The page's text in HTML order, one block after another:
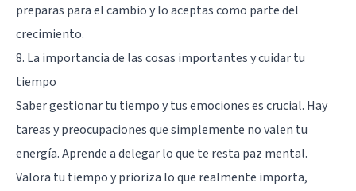
preparas para el cambio y lo aceptas como parte del
crecimiento.
8. La importancia de las cosas importantes y cuidar tu
tiempo
Saber gestionar tu tiempo y tus emociones es crucial. Hay
tareas y preocupaciones que simplemente no valen tu
energía. Aprende a delegar lo que te resta paz mental.
Valora tu tiempo y prioriza lo que realmente importa,